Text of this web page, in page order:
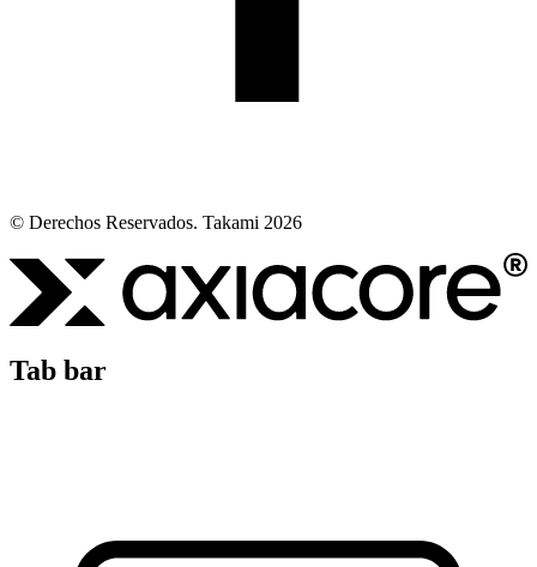
© Derechos Reservados. Takami 2026
Tab bar